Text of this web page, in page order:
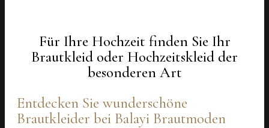
Für Ihre Hochzeit finden Sie Ihr
Brautkleid oder Hochzeitskleid der
besonderen Art
Entdecken Sie wunderschöne
Brautkleider bei Balayi Brautmoden